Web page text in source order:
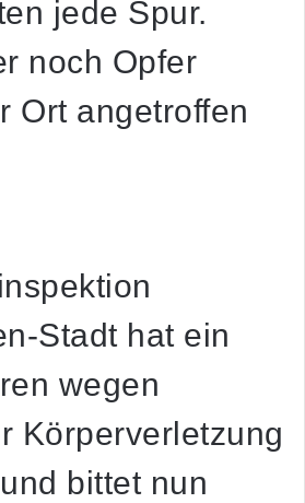
jede Spur.
noch Opfer
Ort angetroffen
Stadt hat ein
wegen
Körperverletzung
bittet nun